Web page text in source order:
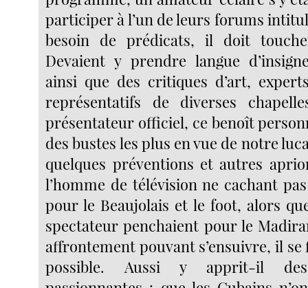
participer à l’un de leurs forums
besoin de prédicats, il doit
Devaient y prendre langue
ainsi que des critiques d’art,
représentatifs de diverses
présentateur officiel, ce benoît
des bustes les plus en vue de notre
quelques préventions et autres
l’homme de télévision ne cachant
pour le Beaujolais et le foot, alors
spectateur penchaient pour le
affrontement pouvant s’ensuivre, il
possible. Aussi y apprit-il